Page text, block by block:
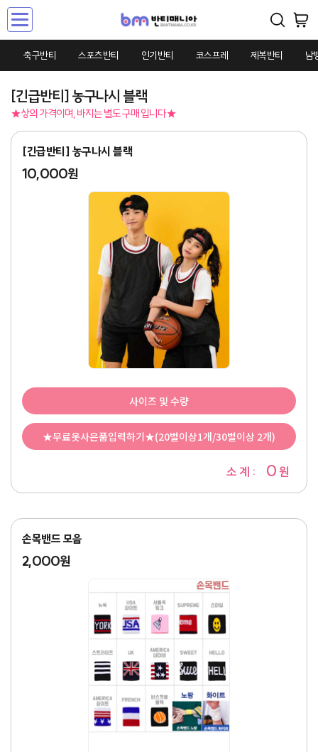
Toggle
navigation
축구반티 스포츠반티 인기반티 코스프레 제복반티 남
[긴급반티] 농구나시 블랙
★상의 가격이며, 바지는 별도 구매 입니다★
[긴급반티] 농구나시 블랙
10,000원
사이즈 및 수량
★무료옷사은품입력하기★(20벌이상1개/30벌이상 2개)
소 계 : 0원
손목밴드 모음
2,000원